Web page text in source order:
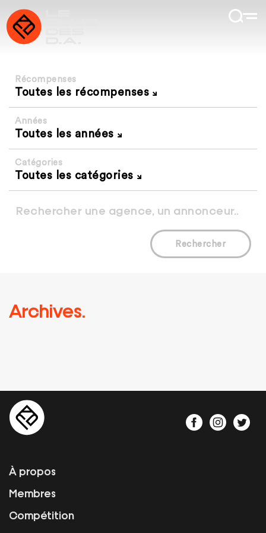
Récompenses
Toutes les récompenses
Années
Toutes les années
Catégories
Toutes les catégories
Rechercher
Archives.
À propos
Membres
Compétition